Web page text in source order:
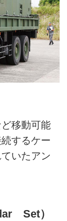
移動可能
するケー
いたアン
Set）